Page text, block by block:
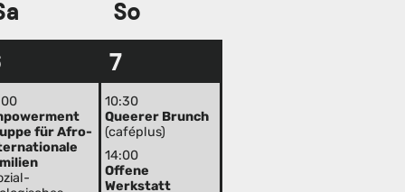
So
für Afro-
7
10:30
Queerer Brunch
(caféplus)
14:00
Offene
Werkstatt